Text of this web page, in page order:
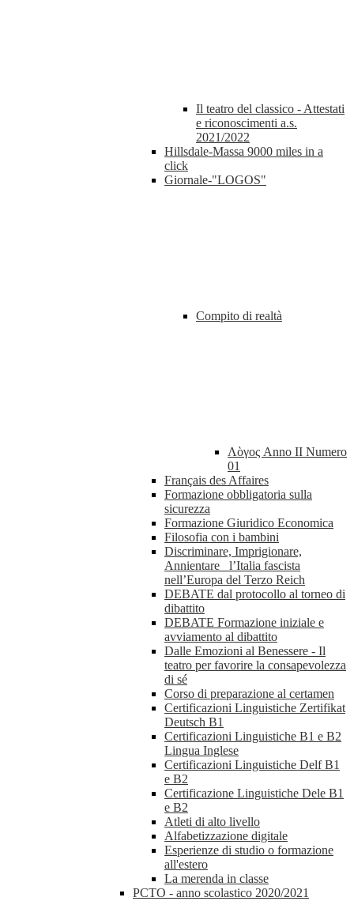
Il teatro del classico - Attestati
e riconoscimenti a.s.
2021/2022
Hillsdale-Massa 9000 miles in a
click
Giornale-"LOGOS"
Compito di realtà
Λὸγος Anno II Numero
01
Français des Affaires
Formazione obbligatoria sulla
sicurezza
Formazione Giuridico Economica
Filosofia con i bambini
Discriminare, Imprigionare,
Annientare_ l’Italia fascista
nell’Europa del Terzo Reich
DEBATE dal protocollo al torneo di
dibattito
DEBATE Formazione iniziale e
avviamento al dibattito
Dalle Emozioni al Benessere - Il
teatro per favorire la consapevolezza
di sé
Corso di preparazione al certamen
Certificazioni Linguistiche Zertifikat
Deutsch B1
Certificazioni Linguistiche B1 e B2
Lingua Inglese
Certificazioni Linguistiche Delf B1
e B2
Certificazione Linguistiche Dele B1
e B2
Atleti di alto livello
Alfabetizzazione digitale
Esperienze di studio o formazione
all'estero
La merenda in classe
PCTO - anno scolastico 2020/2021